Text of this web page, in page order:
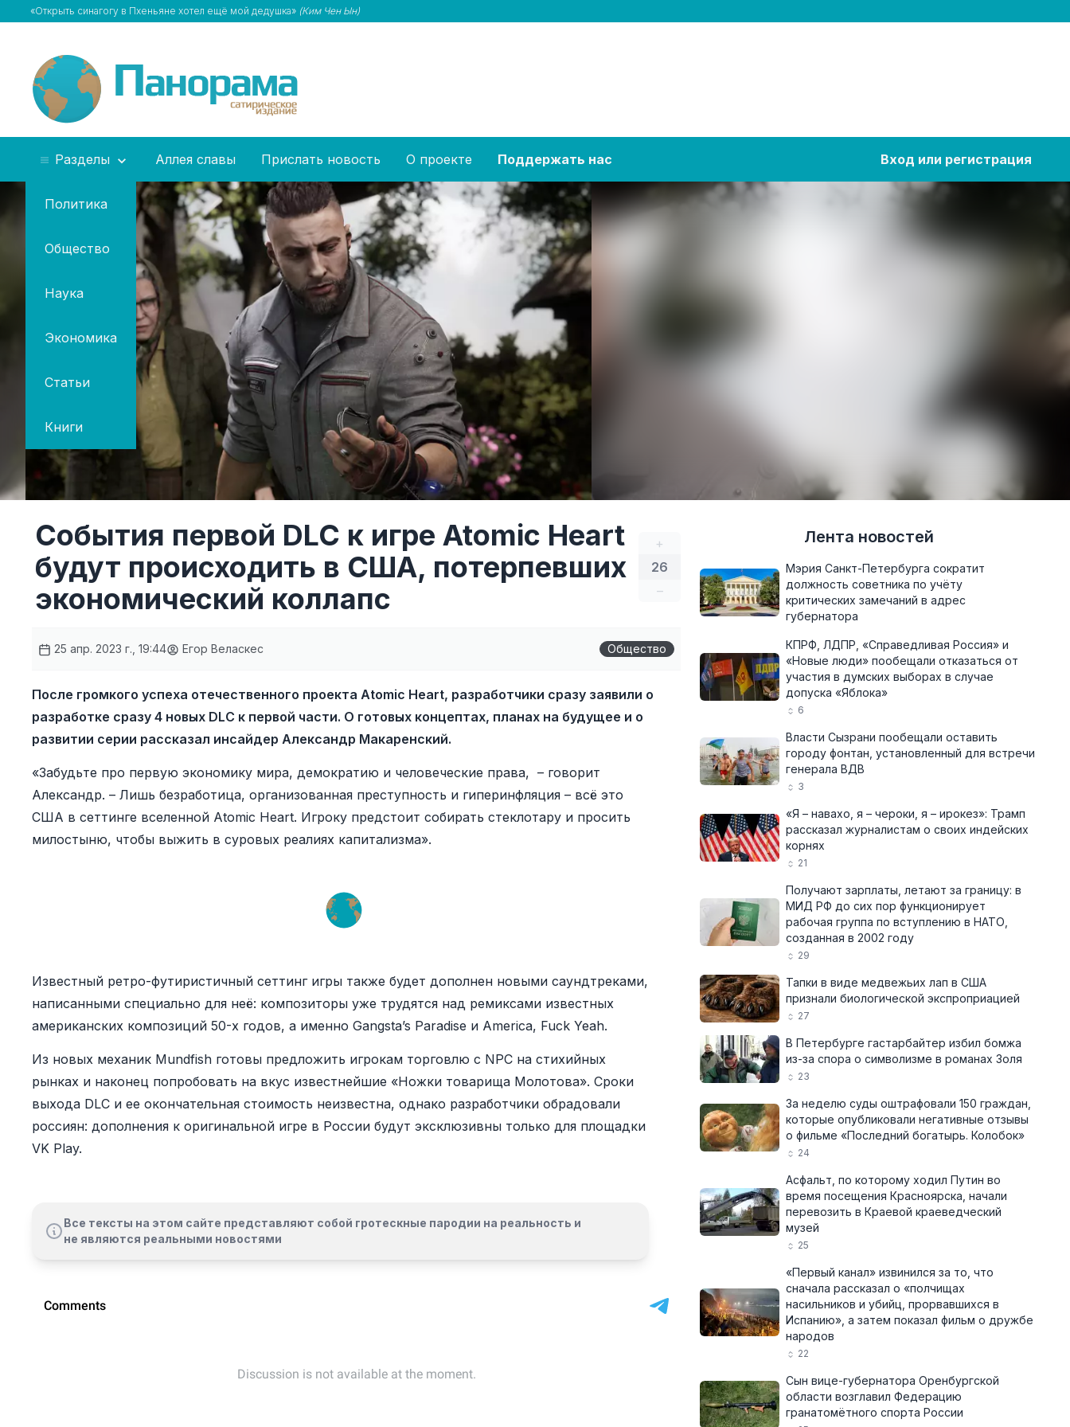
«Открыть синагогу в Пхеньяне хотел ещё мой дедушка» (Ким Чен Ын)
Разделы
Политика
Общество
Наука
Экономика
Статьи
Книги
Аллея славы Прислать новость О проекте Поддержать нас Вход или регистрация
+
26
–
События первой DLC к игре Atomic Heart
будут происходить в США, потерпевших
экономический коллапс
25 апр. 2023 г., 19:44 Егор Веласкес Общество
После громкого успеха отечественного проекта Atomic Heart, разработчики сразу заявили о
разработке сразу 4 новых DLC к первой части. О готовых концептах, планах на будущее и о
развитии серии рассказал инсайдер Александр Макаренский.
«Забудьте про первую экономику мира, демократию и человеческие права, – говорит
Александр. – Лишь безработица, организованная преступность и гиперинфляция – всё это
США в сеттинге вселенной Atomic Heart. Игроку предстоит собирать стеклотару и просить
милостыню, чтобы выжить в суровых реалиях капитализма».
Известный ретро-футиристичный сеттинг игры также будет дополнен новыми саундтреками,
написанными специально для неё: композиторы уже трудятся над ремиксами известных
американских композиций 50-х годов, а именно Gangsta’s Paradise и America, Fuck Yeah.
Из новых механик Mundfish готовы предложить игрокам торговлю с NPC на стихийных
рынках и наконец попробовать на вкус известнейшие «Ножки товарища Молотова». Сроки
выхода DLC и ее окончательная стоимость неизвестна, однако разработчики обрадовали
россиян: дополнения к оригинальной игре в России будут эксклюзивны только для площадки
VK Play.
Все тексты на этом сайте представляют собой гротескные пародии на реальность и
не являются реальными новостями
Лента новостей
Мэрия Санкт-Петербурга сократит
должность советника по учёту
критических замечаний в адрес
губернатора
КПРФ, ЛДПР, «Справедливая Россия» и
«Новые люди» пообещали отказаться от
участия в думских выборах в случае
допуска «Яблока»
6
Власти Сызрани пообещали оставить
городу фонтан, установленный для встречи
генерала ВДВ
3
«Я – навахо, я – чероки, я – ирокез»: Трамп
рассказал журналистам о своих индейских
корнях
21
Получают зарплаты, летают за границу: в
МИД РФ до сих пор функционирует
рабочая группа по вступлению в НАТО,
созданная в 2002 году
29
Тапки в виде медвежьих лап в США
признали биологической экспроприацией
27
В Петербурге гастарбайтер избил бомжа
из-за спора о символизме в романах Золя
23
За неделю суды оштрафовали 150 граждан,
которые опубликовали негативные отзывы
о фильме «Последний богатырь. Колобок»
24
Асфальт, по которому ходил Путин во
время посещения Красноярска, начали
перевозить в Краевой краеведческий
музей
25
«Первый канал» извинился за то, что
сначала рассказал о «полчищах
насильников и убийц, прорвавшихся в
Испанию», а затем показал фильм о дружбе
народов
22
Сын вице-губернатора Оренбургской
области возглавил Федерацию
гранатомётного спорта России